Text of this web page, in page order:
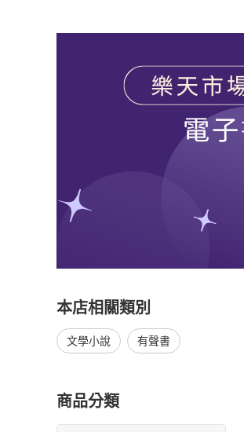
本店相關類別
文學小說 有聲書
商品分類